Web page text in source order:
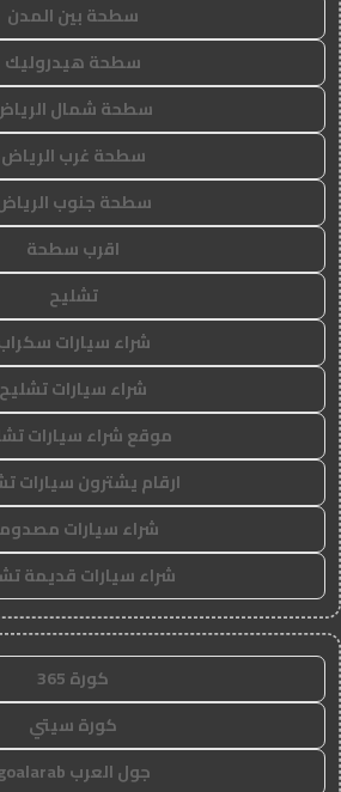
سطحة بين المدن
سطحة هيدروليك
سطحة شمال
سطحة غرب الرياض
سطحة جنوب
اقرب سطحة
تشليح
شراء سيارات
شراء سيارات تشليح
موقع شراء سيارات
ارقام يشترون سيارات
شراء سيارات
شراء سيارات قديمة
كورة 365
كورة سيتي
جول العرب goalarab